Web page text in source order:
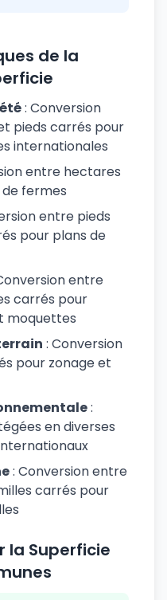
de la
: Conversion
pieds carrés pour
internationales
entre hectares
fermes
entre pieds
pour plans de
entre
carrés pour
moquettes
: Conversion
pour zonage et
:
en diverses
: Conversion entre
carrés pour
la Superficie